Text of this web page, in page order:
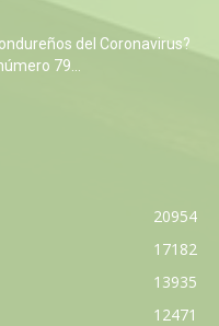
del Coronavirus?
79...
20954
17182
13935
12471